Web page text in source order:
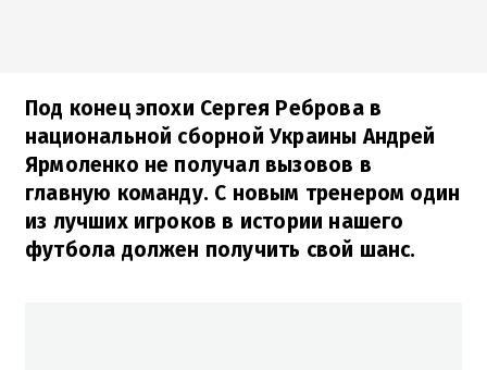
Под конец эпохи Сергея Реброва в
национальной сборной Украины Андрей
Ярмоленко не получал вызовов в
главную команду. С новым тренером один
из лучших игроков в истории нашего
футбола должен получить свой шанс.